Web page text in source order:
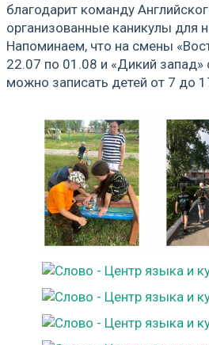
благодарит команду
организованные каникулы для
Напоминаем, что на смены
22.07 по 01.08 и «Дикий
можно записать детей от 7 до